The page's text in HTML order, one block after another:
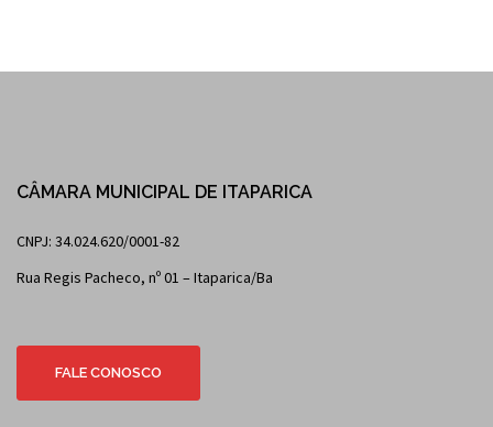
CÂMARA MUNICIPAL DE ITAPARICA
CNPJ: 34.024.620/0001-82
Rua Regis Pacheco, nº 01 – Itaparica/Ba
FALE CONOSCO